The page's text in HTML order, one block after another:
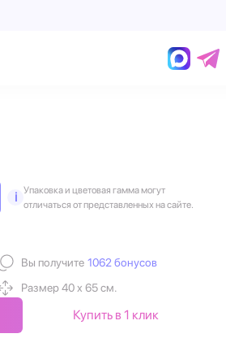
i
Упаковка и цветовая гамма могут
отличаться от представленных на сайте.
Вы получите 1062 бонусов
Размер 40 х 65 см.
Купить в 1 клик